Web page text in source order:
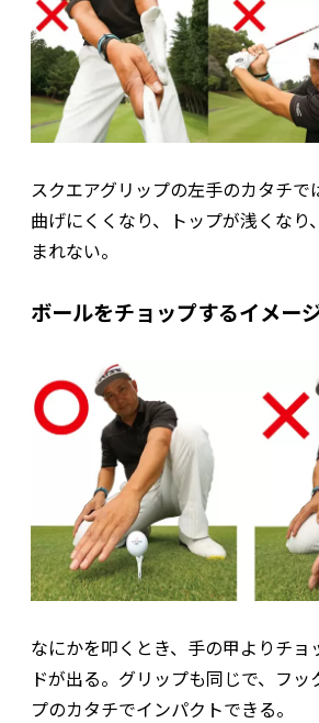
スクエアグリップの左手のカタチで
曲げにくくなり、トップが浅くなり
まれない。
ボールをチョップするイメー
なにかを叩くとき、手の甲よりチョ
ドが出る。グリップも同じで、フッ
プのカタチでインパクトできる。